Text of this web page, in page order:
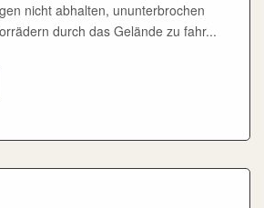
nicht abhalten, ununterbrochen
durch das Gelände zu fahr...